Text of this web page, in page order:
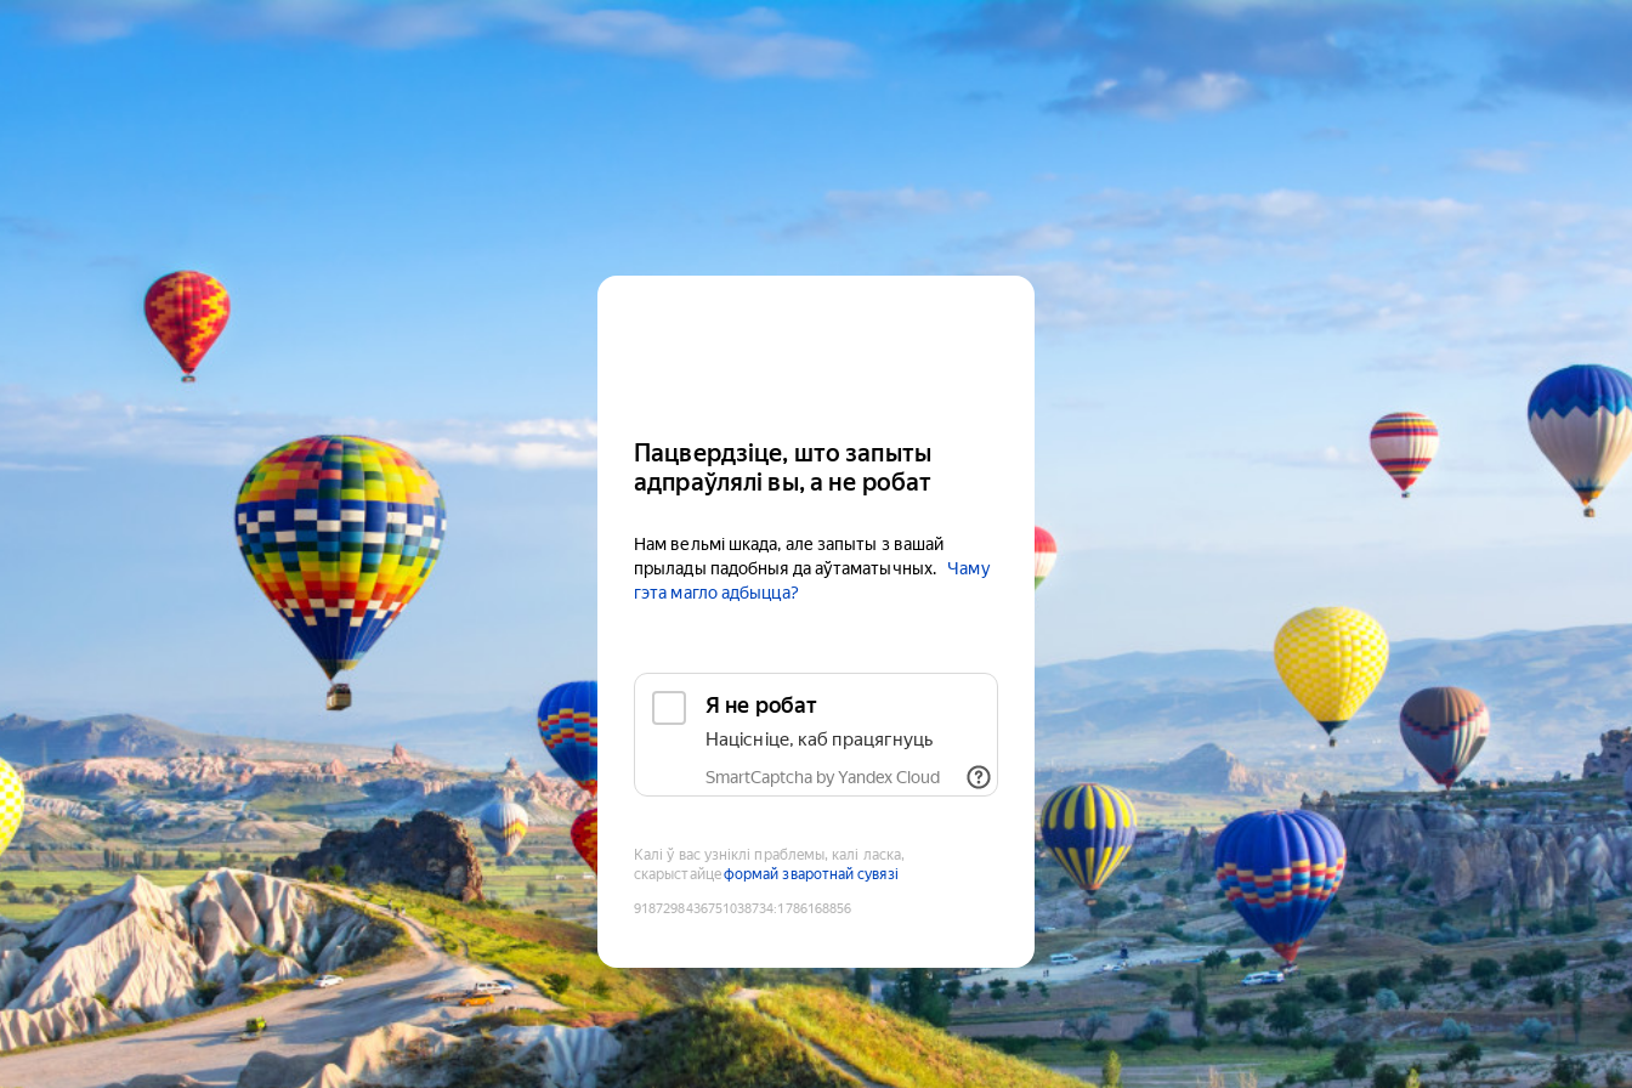
Пацвердзіце, што запыты
адпраўлялі вы, а не робат
Нам вельмі шкада, але запыты з вашай
прылады падобныя да аўтаматычных.
Чаму
гэта магло адбыцца?
Я не робат
Націсніце, каб працягнуць
SmartCaptcha by Yandex Cloud
Калі ў вас узніклі праблемы, калі ласка,
скарыстайцеформай зваротнай сувязі
9187298436751038734:1786168856